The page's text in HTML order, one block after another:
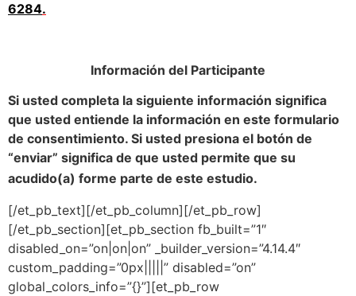
6284.
Información del Participante
Si usted completa la siguiente información significa
que usted entiende la información en este formulario
de consentimiento. Si usted presiona el botón de
“enviar” significa de que usted permite que su
acudido(a) forme parte de este estudio.
[/et_pb_text][/et_pb_column][/et_pb_row]
[/et_pb_section][et_pb_section fb_built=”1″
disabled_on=”on|on|on” _builder_version=”4.14.4″
custom_padding=”0px|||||” disabled=”on”
global_colors_info=”{}”][et_pb_row